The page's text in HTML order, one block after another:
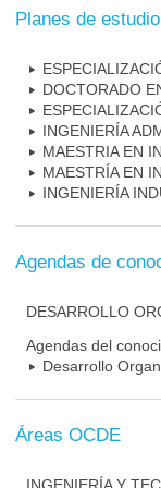
Planes de estudio
DOCTORADO
INGENIERÍA
MAESTRIA EN
MAESTRÍA EN
INGENIERÍA
Agendas de
DESARROLLO
Agendas del
Desarrollo
Áreas OCDE